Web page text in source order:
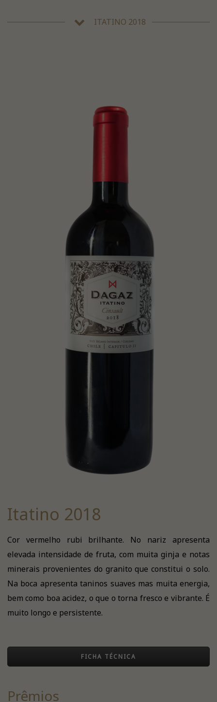
ITATINO 2018
Itatino 2018
Cor vermelho rubi brilhante. No nariz apresenta
elevada intensidade de fruta, com muita ginja e notas
minerais provenientes do granito que constitui o solo.
Na boca apresenta taninos suaves mas muita energia,
bem como boa acidez, o que o torna fresco e vibrante. É
muito longo e persistente.
FICHA TÉCNICA
Prêmios